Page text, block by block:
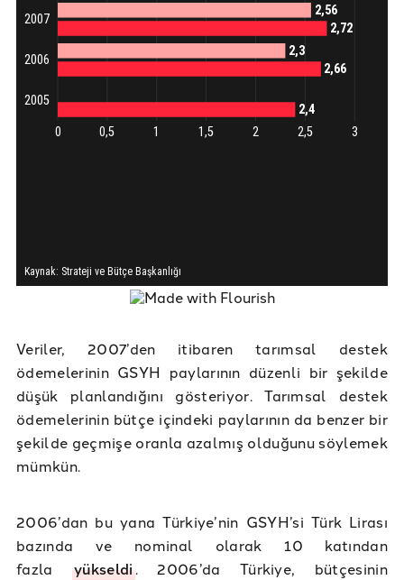
Veriler, 2007’den itibaren tarımsal destek
ödemelerinin GSYH paylarının düzenli bir şekilde
düşük planlandığını gösteriyor. Tarımsal destek
ödemelerinin bütçe içindeki paylarının da benzer bir
şekilde geçmişe oranla azalmış olduğunu söylemek
mümkün.
2006’dan bu yana Türkiye’nin GSYH’si Türk Lirası
bazında ve nominal olarak 10 katından
fazla yükseldi. 2006’da Türkiye, bütçesinin